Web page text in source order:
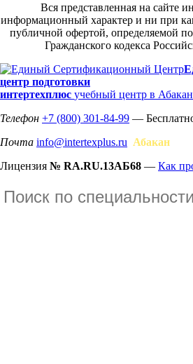
Вся представленная на сайте
информационный характер и ни при
публичной офертой, определяемой
Гражданского кодекса
центр подготовки
интертехплюс учебный центр в
Телефон +7 (800) 301-84-99 —
Почта info@intertexplus.ru Абакан
Лицензия № RA.RU.13АБ68 — Как